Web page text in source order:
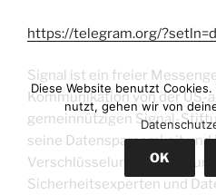
https://telegram.org/
Signal ist ein freier
Kommunikation von der US-
gemeinnützigen Signal-
seine Datensparsamkeit und
Verschlüsselung bekannt
Sicherheitsexperten und
Diese Website benutzt
nutzt, gehen wir von
OK